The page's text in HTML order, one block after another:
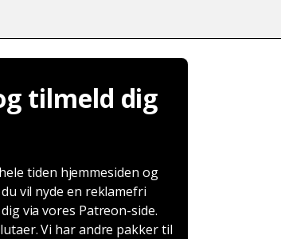
tilmeld dig
tiden hjemmesiden og
vil nyde en reklamefri
via vores Patreon-side.
Vi har andre pakker til